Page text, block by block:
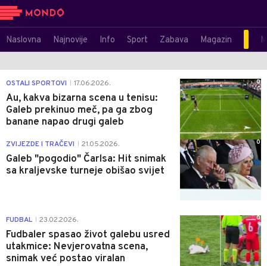
Naslovna Najnovije Info Sport Zabava Magazin
OSTALI SPORTOVI 17.06.2026.
Au, kakva bizarna scena u tenisu:
Galeb prekinuo meč, pa ga zbog
banane napao drugi galeb
0
ZVIJEZDE I TRAČEVI 21.05.2026.
Galeb "pogodio" Čarlsa: Hit snimak
sa kraljevske turneje obišao svijet
0
FUDBAL 23.02.2026.
Fudbaler spasao život galebu usred
utakmice: Nevjerovatna scena,
snimak već postao viralan
0